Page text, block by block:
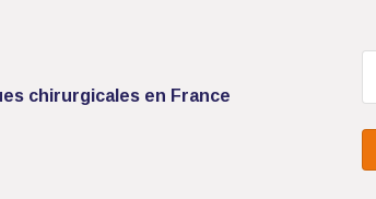
chirurgicales en France